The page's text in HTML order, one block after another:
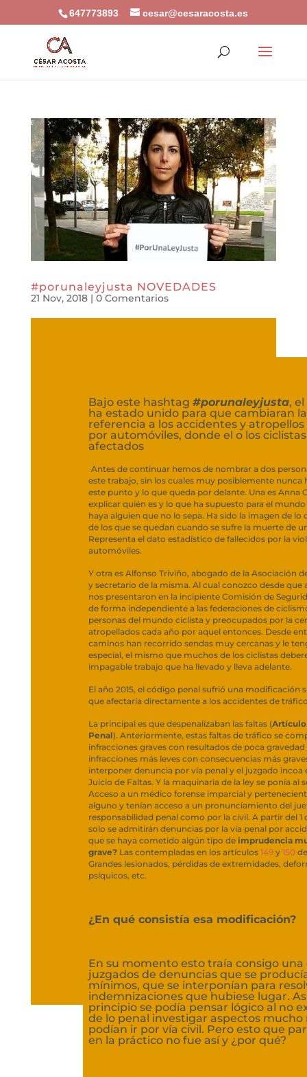
647773893 cesar@cesaracosta.es
#porunaleyjusta NOVEDADES
21 Nov, 2018| 0 Comentarios
Bajo este hashtag #porunaleyjusta,
ha estado unido para que cambiaran
referencia a los accidentes y
por automóviles, donde el o los
afectados
Antes de continuar hemos de nombrar a dos
este trabajo, sin los cuales muy posiblemente nunca
este punto y lo que queda por delante. Una es Anna
explicar quién es y lo que ha supuesto para el
haya alguien que no lo sepa. Ha sido la imagen de lo
de los que se quedan cuando se sufre la muerte de
Representa el dato estadístico de fallecidos por la
automóviles.
Y otra es Alfonso Triviño, abogado de la Asociación
y secretario de la misma. Al cual conozco desde que
nos presentaron en la incipiente Comisión de
de forma independiente a las federaciones de
personas del mundo ciclista y preocupados por la
atropellados cada año por aquel entonces. Desde
caminos han recorrido sendas muy cercanas y le
especial, el mismo que muchos de los ciclistas
impagable trabajo que ha llevado y lleva adelante.
El año 2015, el código penal sufrió una
que afectaría directamente a los accidentes de
La principal es que despenalizaban las faltas (Artículo
Penal). Anteriormente, estas faltas de tráfico se
infracciones graves con resultados de poca
infracciones más leves con consecuencias más
interponer denuncia por vía penal y el juzgado incoa
Juicio de Faltas. Y la maquinaria de la ley se ponía al
Acceso a un médico forense imparcial y
alguno y tenían acceso a un pronunciamiento del
responsabilidad penal como por la civil. A partir del 1
solo se admitirán denuncias por la vía penal por
que se haya cometido algún tipo de imprudencia
grave?Las contempladas en los artículos 149y 150
Grandes lesionados, pérdidas de extremidades,
psíquicos, etc.
¿En qué consistía esa modificación?
En su momento esto traía consigo una
juzgados de denuncias que se
mínimos, que se interponían para
indemnizaciones que hubiese lugar.
principio se podía pensar lógico al no
de lo penal investigar aspectos mucho
podían ir por vía civil. Pero esto que
en la práctico no fue así y ¿por qué?